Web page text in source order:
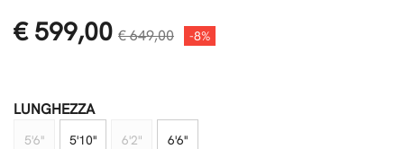
€ 599,00 € 649,00 -8%
LUNGHEZZA
5'6'' 5'10'' 6'2" 6'6''